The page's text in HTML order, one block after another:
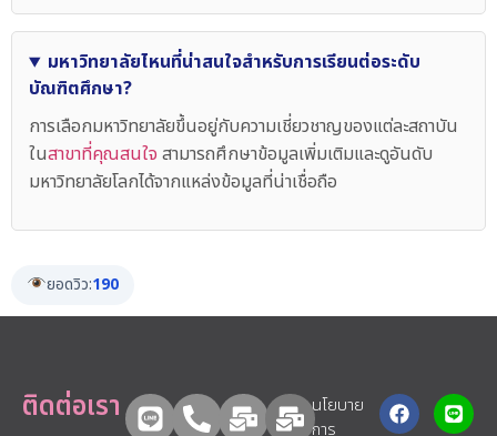
มหาวิทยาลัยไหนที่น่าสนใจสำหรับการเรียนต่อระดับ
บัณฑิตศึกษา?
การเลือกมหาวิทยาลัยขึ้นอยู่กับความเชี่ยวชาญของแต่ละสถาบัน
ในสาขาที่คุณสนใจ สามารถศึกษาข้อมูลเพิ่มเติมและดูอันดับ
มหาวิทยาลัยโลกได้จากแหล่งข้อมูลที่น่าเชื่อถือ
ยอดวิว:190
ติดต่อเรา
นโยบาย
การ